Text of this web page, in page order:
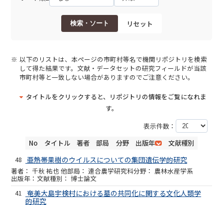
検索・ソート リセット
以下のリストは、本ページの市町村等名で機関リポジトリを検索
して得た結果です。文献・データセットの研究フィールドが当該
市町村等と一致しない場合がありますのでご注意ください。
タイトルをクリックすると、リポジトリの情報をご覧になれま
す。
表示件数：
No
タイトル 著者 部局 分野 出版年
文献種別
48
亜熱帯果樹のウイルスについての集団遺伝学的研究
千秋 祐也 他 連合農学研究科 農林水産学系
博士論文
41 奄美大島宇検村における墓の共同化に関する文化人類学
的研究